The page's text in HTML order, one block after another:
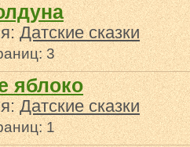
Датские сказки
3
яблоко
Датские сказки
1